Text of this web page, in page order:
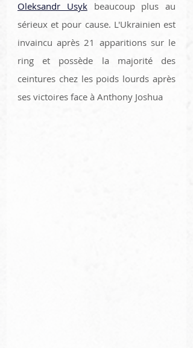
Oleksandr Usyk beaucoup plus au
sérieux et pour cause. L'Ukrainien est
invaincu après 21 apparitions sur le
ring et possède la majorité des
ceintures chez les poids lourds après
ses victoires face à Anthony Joshua